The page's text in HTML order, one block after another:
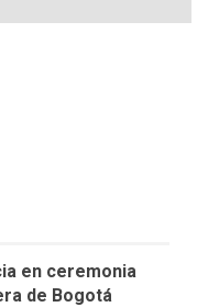
en ceremonia
de Bogotá